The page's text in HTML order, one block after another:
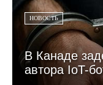
НОВОСТЬ
В Канаде
автора IoT-